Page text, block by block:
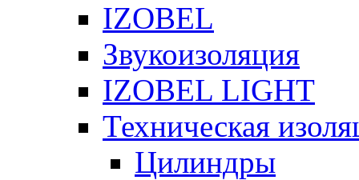
IZOBEL
Звукоизоляция
IZOBEL LIGHT
Техническая
Цилиндры